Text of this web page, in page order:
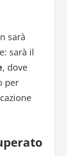
sarà
sarà il
, dove
per